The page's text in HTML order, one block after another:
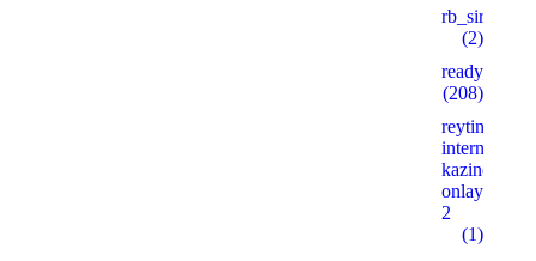
rb_siralan
(2)
ready_text
(208)
reyting-
internet-
kazino-
onlayn.xyz
2
(1)